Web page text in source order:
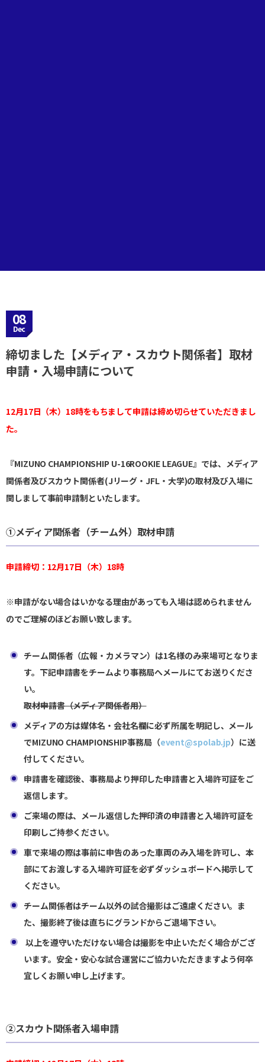
08
Dec
締切ました【メディア・スカウト関係者】取材
申請・入場申請について
12月17日（木）18時をもちまして申請は締め切らせていただきまし
た。
『MIZUNO CHAMPIONSHIP U-16ROOKIE LEAGUE』では、メディア
関係者及びスカウト関係者(Jリーグ・JFL・大学)の取材及び入場に
関しまして事前申請制といたします。
①メディア関係者（チーム外）取材申請
申請締切：12月17日（木）18時
※申請がない場合はいかなる理由があっても入場は認められません
のでご理解のほどお願い致します。
チーム関係者（広報・カメラマン）は1名様のみ来場可となりま
す。下記申請書をチームより事務局へメールにてお送りくださ
い。
取材申請書（メディア関係者用）
メディアの方は媒体名・会社名欄に必ず所属を明記し、メール
でMIZUNO CHAMPIONSHIP事務局（event@spolab.jp）に送
付してください。
申請書を確認後、事務局より押印した申請書と入場許可証をご
返信します。
ご来場の際は、メール返信した押印済の申請書と入場許可証を
印刷しご持参ください。
車で来場の際は事前に申告のあった車両のみ入場を許可し、本
部にてお渡しする入場許可証を必ずダッシュボードへ掲示して
ください。
チーム関係者はチーム以外の試合撮影はご遠慮ください。ま
た、撮影終了後は直ちにグランドからご退場下さい。
以上を遵守いただけない場合は撮影を中止いただく場合がござ
います。安全・安心な試合運営にご協力いただきますよう何卒
宜しくお願い申し上げます。
②スカウト関係者入場申請